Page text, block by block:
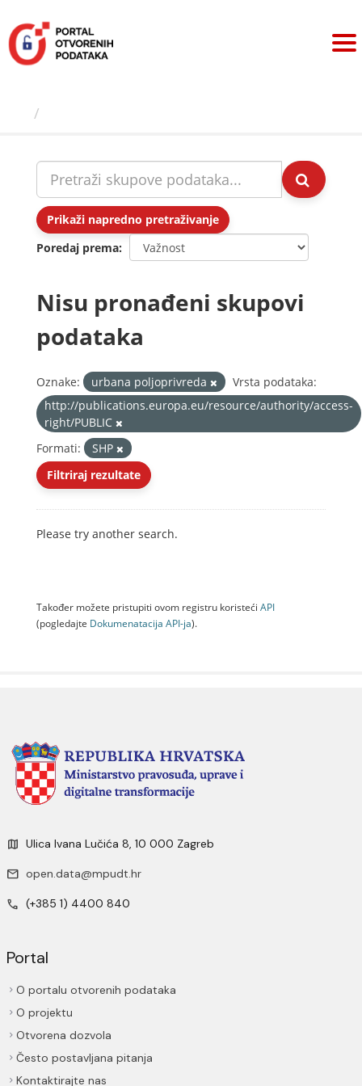
sadržaj
Prikaži napredno pretraživanje
Poredaj prema
Nisu pronađeni skupovi
podataka
Oznake: urbana poljoprivreda
Vrsta podataka:
http://publications.europa.eu/resource/authority/access-
right/PUBLIC
Formati:
SHP
Filtriraj rezultate
Please try another search.
Također možete pristupiti ovom registru koristeći API
(pogledajte Dokumenаtаcijа API-jа).